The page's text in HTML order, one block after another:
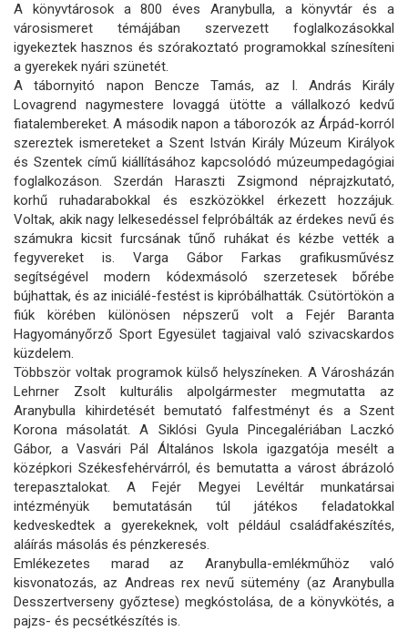
A könyvtárosok a 800 éves Aranybulla, a könyvtár és a
városismeret témájában szervezett foglalkozásokkal
igyekeztek hasznos és szórakoztató programokkal színesíteni
a gyerekek nyári szünetét.
A tábornyitó napon Bencze Tamás, az I. András Király
Lovagrend nagymestere lovaggá ütötte a vállalkozó kedvű
fiatalembereket. A második napon a táborozók az Árpád-korról
szereztek ismereteket a Szent István Király Múzeum Királyok
és Szentek című kiállításához kapcsolódó múzeumpedagógiai
foglalkozáson. Szerdán Haraszti Zsigmond néprajzkutató,
korhű ruhadarabokkal és eszközökkel érkezett hozzájuk.
Voltak, akik nagy lelkesedéssel felpróbálták az érdekes nevű és
számukra kicsit furcsának tűnő ruhákat és kézbe vették a
fegyvereket is. Varga Gábor Farkas grafikusművész
segítségével modern kódexmásoló szerzetesek bőrébe
bújhattak, és az iniciálé-festést is kipróbálhatták. Csütörtökön a
fiúk körében különösen népszerű volt a Fejér Baranta
Hagyományőrző Sport Egyesület tagjaival való szivacskardos
küzdelem.
Többször voltak programok külső helyszíneken. A Városházán
Lehrner Zsolt kulturális alpolgármester megmutatta az
Aranybulla kihirdetését bemutató falfestményt és a Szent
Korona másolatát. A Siklósi Gyula Pincegalériában Laczkó
Gábor, a Vasvári Pál Általános Iskola igazgatója mesélt a
középkori Székesfehérvárról, és bemutatta a várost ábrázoló
terepasztalokat. A Fejér Megyei Levéltár munkatársai
intézményük bemutatásán túl játékos feladatokkal
kedveskedtek a gyerekeknek, volt például családfakészítés,
aláírás másolás és pénzkeresés.
Emlékezetes marad az Aranybulla-emlékműhöz való
kisvonatozás, az Andreas rex nevű sütemény (az Aranybulla
Desszertverseny győztese) megkóstolása, de a könyvkötés, a
pajzs- és pecsétkészítés is.